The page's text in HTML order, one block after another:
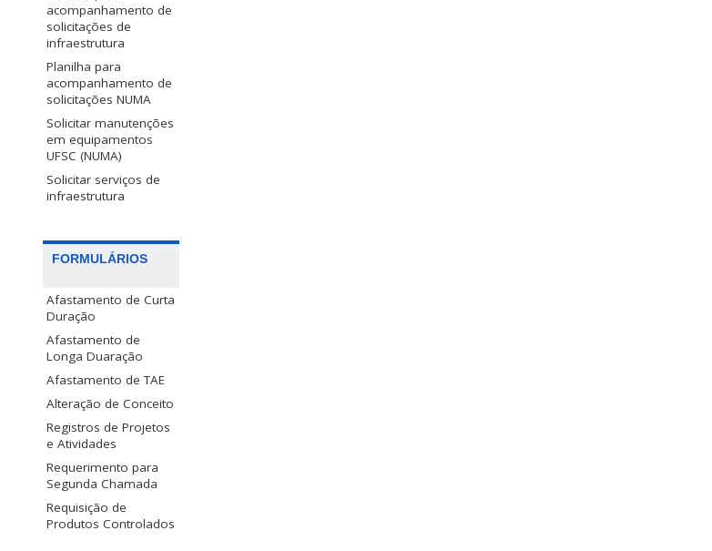
acompanhamento de
solicitações de
infraestrutura
Planilha para
acompanhamento de
solicitações NUMA
Solicitar manutenções
em equipamentos
UFSC (NUMA)
Solicitar serviços de
infraestrutura
FORMULÁRIOS
Afastamento de Curta
Duração
Afastamento de
Longa Duaração
Afastamento de TAE
Alteração de Conceito
Registros de Projetos
e Atividades
Requerimento para
Segunda Chamada
Requisição de
Produtos Controlados